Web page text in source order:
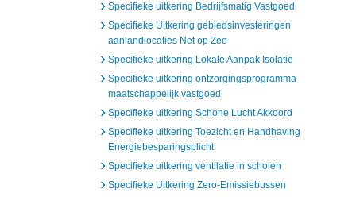
Specifieke uitkering Bedrijfsmatig Vastgoed
Specifieke Uitkering gebiedsinvesteringen
aanlandlocaties Net op Zee
Specifieke uitkering Lokale Aanpak Isolatie
Specifieke uitkering ontzorgingsprogramma
maatschappelijk vastgoed
Specifieke uitkering Schone Lucht Akkoord
Specifieke uitkering Toezicht en Handhaving
Energiebesparingsplicht
Specifieke uitkering ventilatie in scholen
Specifieke Uitkering Zero-Emissiebussen